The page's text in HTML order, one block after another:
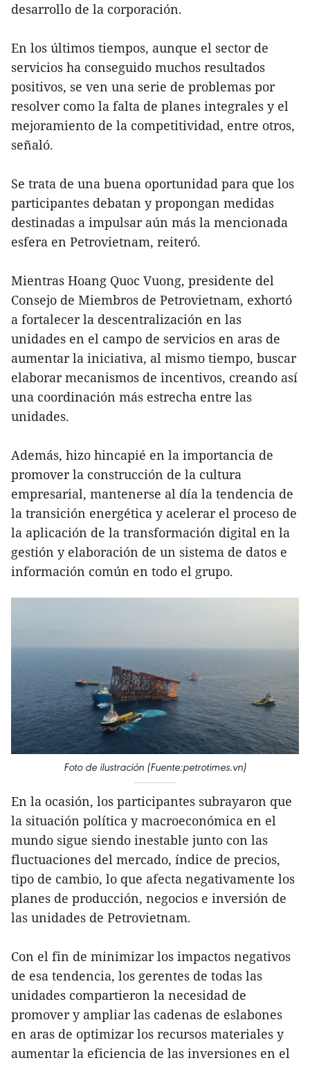
desarrollo de la corporación.
En los últimos tiempos, aunque el sector de
servicios ha conseguido muchos resultados
positivos, se ven una serie de problemas por
resolver como la falta de planes integrales y el
mejoramiento de la competitividad, entre otros,
señaló.
Se trata de una buena oportunidad para que los
participantes debatan y propongan medidas
destinadas a impulsar aún más la mencionada
esfera en Petrovietnam, reiteró.
Mientras Hoang Quoc Vuong, presidente del
Consejo de Miembros de Petrovietnam, exhortó
a fortalecer la descentralización en las
unidades en el campo de servicios en aras de
aumentar la iniciativa, al mismo tiempo, buscar
elaborar mecanismos de incentivos, creando así
una coordinación más estrecha entre las
unidades.
Además, hizo hincapié en la importancia de
promover la construcción de la cultura
empresarial, mantenerse al día la tendencia de
la transición energética y acelerar el proceso de
la aplicación de la transformación digital en la
gestión y elaboración de un sistema de datos e
información común en todo el grupo.
Foto de ilustración (Fuente:petrotimes.vn)
En la ocasión, los participantes subrayaron que
la situación política y macroeconómica en el
mundo sigue siendo inestable junto con las
fluctuaciones del mercado, índice de precios,
tipo de cambio, lo que afecta negativamente los
planes de producción, negocios e inversión de
las unidades de Petrovietnam.
Con el fin de minimizar los impactos negativos
de esa tendencia, los gerentes de todas las
unidades compartieron la necesidad de
promover y ampliar las cadenas de eslabones
en aras de optimizar los recursos materiales y
aumentar la eficiencia de las inversiones en el